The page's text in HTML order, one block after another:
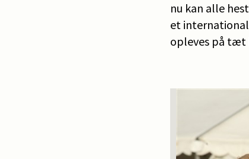
nu kan alle
et
opleves på tæt